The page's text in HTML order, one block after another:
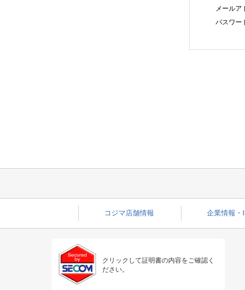
メールア
パスワー
コジマ店舗情報 企業情報・
クリックして証明書の内容をご確認く
ださい。